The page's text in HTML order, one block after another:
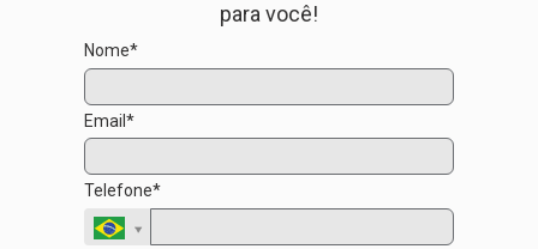
para você!
Nome*
Email*
Telefone*